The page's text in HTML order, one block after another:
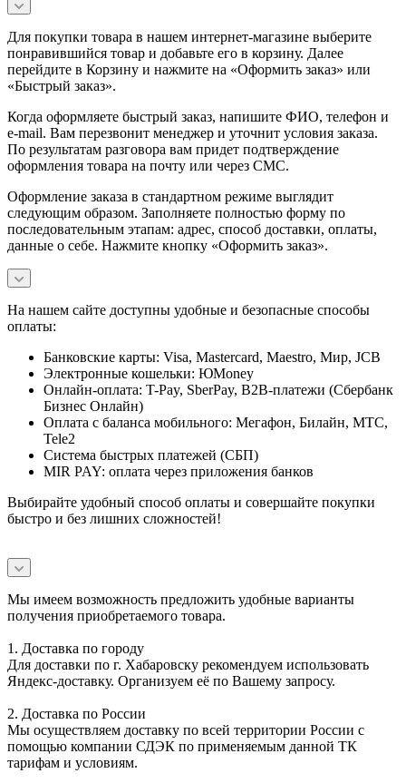
Для покупки товара в нашем интернет-магазине выберите
понравившийся товар и добавьте его в корзину. Далее
перейдите в Корзину и нажмите на «Оформить заказ» или
«Быстрый заказ».
Когда оформляете быстрый заказ, напишите ФИО, телефон и
e-mail. Вам перезвонит менеджер и уточнит условия заказа.
По результатам разговора вам придет подтверждение
оформления товара на почту или через СМС.
Оформление заказа в стандартном режиме выглядит
следующим образом. Заполняете полностью форму по
последовательным этапам: адрес, способ доставки, оплаты,
данные о себе. Нажмите кнопку «Оформить заказ».
На нашем сайте доступны удобные и безопасные способы
оплаты:
Банковские карты: Visa, Mastercard, Maestro, Мир, JCB
Электронные кошельки: ЮMoney
Онлайн-оплата: T-Pay, SberPay, B2B-платежи (Сбербанк
Бизнес Онлайн)
Оплата с баланса мобильного: Мегафон, Билайн, МТС,
Tele2
Система быстрых платежей (СБП)
MIR PAY: оплата через приложения банков
Выбирайте удобный способ оплаты и совершайте покупки
быстро и без лишних сложностей!
Мы имеем возможность предложить удобные варианты
получения приобретаемого товара.
1. Доставка по городу
Для доставки по г. Хабаровску рекомендуем использовать
Яндекс-доставку. Организуем её по Вашему запросу.
2. Доставка по России
Мы осуществляем доставку по всей территории России с
помощью компании СДЭК по применяемым данной ТК
тарифам и условиям.